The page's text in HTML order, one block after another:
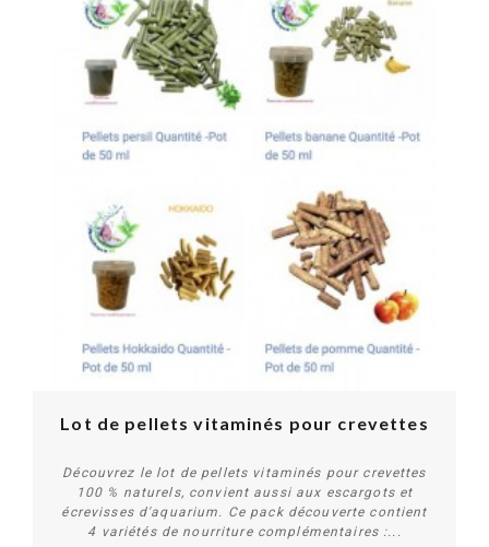
Lot de pellets vitaminés pour crevettes
Découvrez le lot de pellets vitaminés pour crevettes
100 % naturels, convient aussi aux escargots et
écrevisses d'aquarium. Ce pack découverte contient
4 variétés de nourriture complémentaires :...